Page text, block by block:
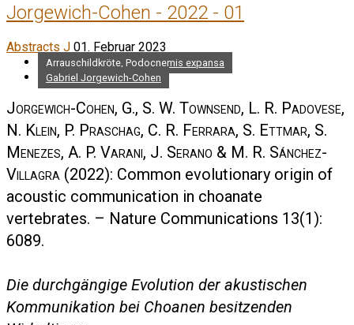
Jorgewich-Cohen - 2022 - 01
Abstracts J 01. Februar 2023
Arrauschildkröte, Podocnemis expansa
Gabriel Jorgewich-Cohen
Jorgewich-Cohen, G., S. W. Townsend, L. R. Padovese,
N. Klein, P. Praschag, C. R. Ferrara, S. Ettmar, S.
Menezes, A. P. Varani, J. Serano & M. R. Sánchez-
Villagra (2022): Common evolutionary origin of
acoustic communication in choanate
vertebrates. – Nature Communications 13(1):
6089.
Die durchgängige Evolution der akustischen
Kommunikation bei Choanen besitzenden